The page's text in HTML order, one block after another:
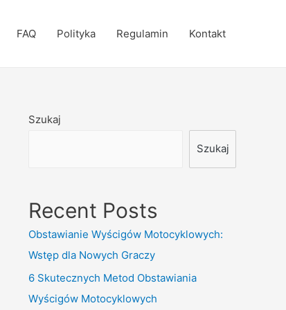
FAQ Polityka Regulamin Kontakt
Szukaj
Szukaj
Recent Posts
Obstawianie Wyścigów Motocyklowych:
Wstęp dla Nowych Graczy
6 Skutecznych Metod Obstawiania
Wyścigów Motocyklowych